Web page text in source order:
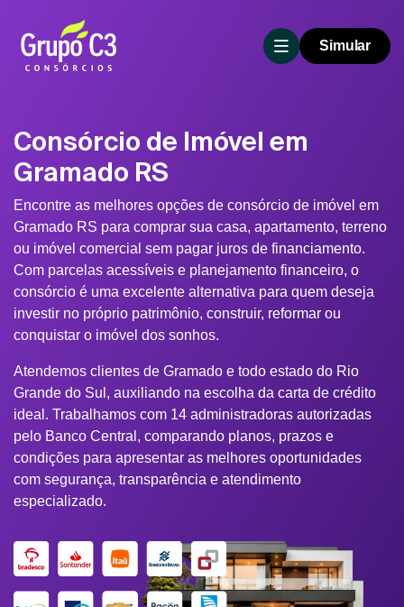
Simular
Consórcio de Imóvel em
Gramado RS
Encontre as melhores opções de consórcio de imóvel em
Gramado RS para comprar sua casa, apartamento, terreno
ou imóvel comercial sem pagar juros de financiamento.
Com parcelas acessíveis e planejamento financeiro, o
consórcio é uma excelente alternativa para quem deseja
investir no próprio patrimônio, construir, reformar ou
conquistar o imóvel dos sonhos.
Atendemos clientes de Gramado e todo estado do Rio
Grande do Sul, auxiliando na escolha da carta de crédito
ideal. Trabalhamos com 14 administradoras autorizadas
pelo Banco Central, comparando planos, prazos e
condições para apresentar as melhores oportunidades
com segurança, transparência e atendimento
especializado.